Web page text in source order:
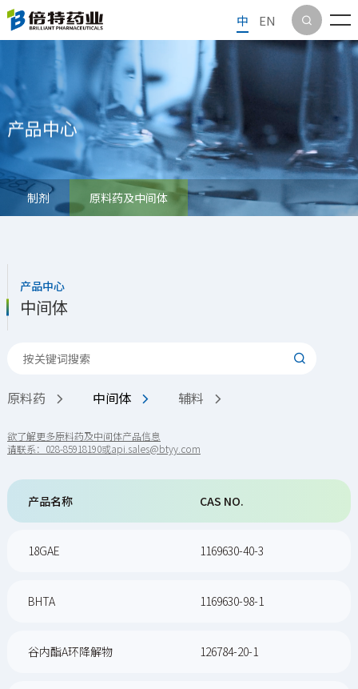
中 EN 
产品中心
制剂 原料药及中间体
产品中心
中间体

原料药  中间体  辅料 
欲了解更多原料药及中间体产品信息
请联系：028-85918190或api.sales@btyy.com
产品名称 CAS NO.
18GAE 1169630-40-3
BHTA 1169630-98-1
谷内酯A环降解物 126784-20-1